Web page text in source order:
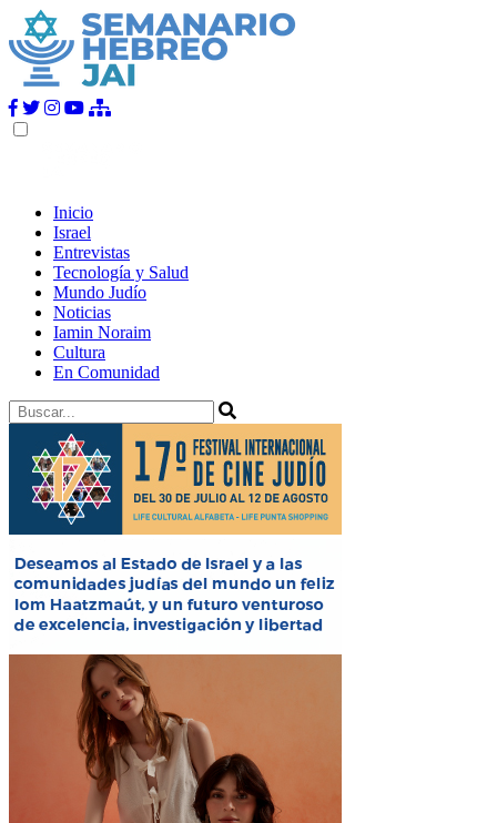
Inicio
Israel
Entrevistas
Tecnología y Salud
Mundo Judío
Noticias
Iamin Noraim
Cultura
En Comunidad